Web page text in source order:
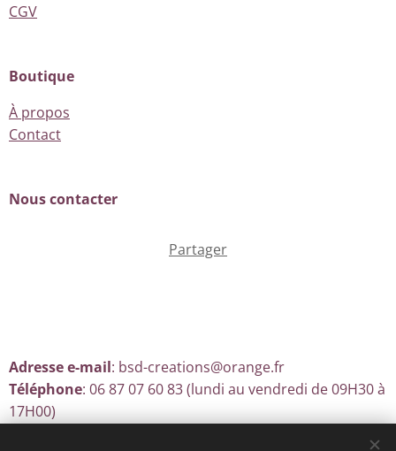
CGV
Boutique
À propos
Contact
Nous contacter
Partager
Adresse e-mail: bsd-creations@orange.fr
Téléphone: 06 87 07 60 83 (lundi au vendredi de 09H30 à
17H00)